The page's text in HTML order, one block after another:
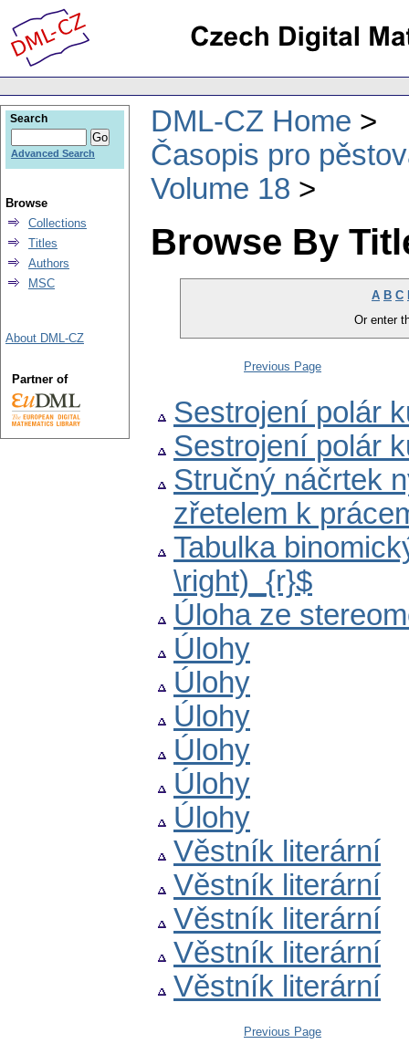
DML-CZ Home
Časopis pro
Volume 18
Browse By
A B C
Or enter
Previous Page
Sestrojení polár
Sestrojení polár
Stručný náčrtek
zřetelem k
Tabulka
\right)_{r}$
Úloha ze
Úlohy
Úlohy
Úlohy
Úlohy
Úlohy
Úlohy
Věstník literární
Věstník literární
Věstník literární
Věstník literární
Věstník literární
Previous Page
Search
Advanced Search
Browse
Collections
Titles
Authors
MSC
About DML-CZ
Partner of